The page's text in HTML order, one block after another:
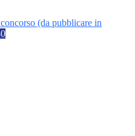
(da pubblicare in